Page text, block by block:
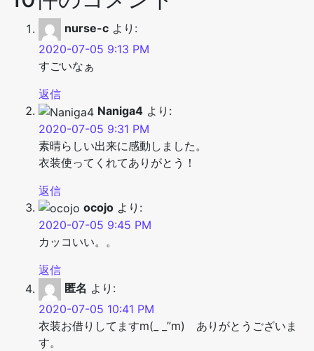
nurse-c より:
2020-07-05 9:13 PM
すごいなぁ
返信
Naniga4 より:
2020-07-05 9:31 PM
素晴らしい出来に感動しました。
衣装使ってくれてありがとう！
返信
ocojo より:
2020-07-05 9:45 PM
カッコいい。。
返信
匿名 より:
2020-07-05 10:41 PM
衣装お借りしてますm(_ _”m) ありがとうございま
す。